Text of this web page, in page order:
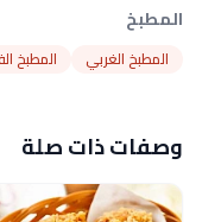
المطبخ
المطبخ الغربي المطبخ
وصفات ذات صلة